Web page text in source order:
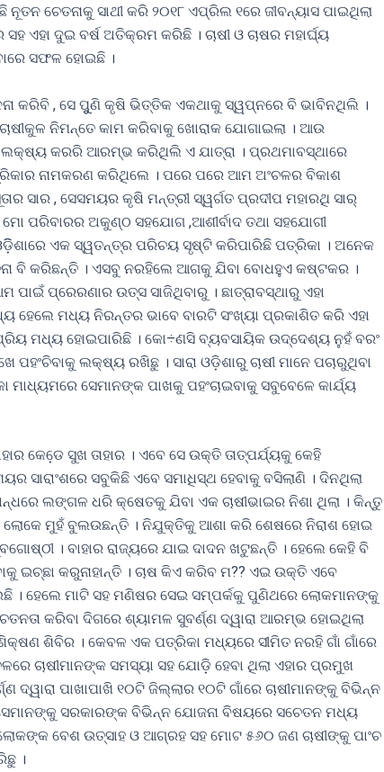
ଚେତନାକୁ ସାଥୀ କରି ୨୦୧୮ ଏପ୍ରିଲ ୧ରେ ଜୀବନ୍ୟାସ ପାଇଥିଲା
ଏହା ଦୁଇ ବର୍ଷ ଅତିକ୍ରମ କରିଛି । ଚାଷୀ ଓ ଚାଷର ମହାର୍ଘ୍ୟ
ସଫଳ ହୋଇଛି ।
କରିବି , ସେ ପୁୁଣି କୃଷି ଭିତ୍ତିକ ଏକଥାକୁ ସ୍ୱପ୍ନରେ ବି ଭାବିନଥିଲି ।
ନିମନ୍ତେ କାମ କରିବାକୁ ଖୋରାକ ଯୋଗାଇଲା । ଆଉ
କରରି ଆରମ୍ଭ କରିଥିଲି ଏ ଯାତ୍ରା । ପ୍ରଥମାବସ୍ଥାରେ
ନାମକରଣ କରିଥିଲେ । ପରେ ପରେ ଆମ ଅଂଚଳର ବିକାଶ
ସାର , ସେସମୟର କୃଷି ମନ୍ତ୍ରୀ ସ୍ୱର୍ଗତ ପ୍ରଦୀପ ମହାରଥି ସାର୍‌
ପରିବାରର ଅକୁଣ୍ଠ ସହଯୋଗ ,ଆଶୀର୍ବାଦ ତଥା ସହଯୋଗୀ
ଏକ ସ୍ୱତନ୍ତ୍ର ପରିଚୟ ସୃଷ୍ଟି କରିପାରିଛି ପତ୍ରିକା । ଅନେକ
ବି କରିଛନ୍ତି । ଏସବୁ ନରହିଲେ ଆଗକୁ ଯିବା ବୋଧହୁଏ କଷ୍ଟକର ।
ପାଇଁ ପ୍ରେରଣାର ଉତ୍ସ ସାଜିଥିବାରୁ । ଛାତ୍ରାବସ୍ଥାରୁ ଏହା
ହେଲେ ମଧ୍ୟ ନିରନ୍ତର ଭାବେ ବାରଟି ସଂଖ୍ୟା ପ୍ରକାଶିତ କରି ଏହା
ମଧ୍ୟ ହୋଇପାରିଛି । କୋ÷ଣସି ବ୍ୟବସାୟିକ ଉଦ୍ଦେଶ୍ୟ ନୁହଁ ବରଂ
ପହଂଚିବାକୁ ଲକ୍ଷ୍ୟ ରଖିଛୁ । ସାରା ଓଡ଼ିଶାରୁ ଚାଷୀ ମାନେ ପଚାରୁଥିବା
ମାଧ୍ୟମରେ ସେମାନଙ୍କ ପାଖକୁ ପହଂଚାଇବାକୁ ସବୁବେଳେ କାର୍ଯ୍ୟ
କେଡେ଼ ସୁଖ ତାହାର । ଏବେ ସେ ଉକ୍ତି ତାତ୍ପର୍ଯ୍ୟକୁ କେହି
ସାରାଂଶରେ ସବୁକିଛି ଏବେ ସମାଧିସ୍ଥ ହେବାକୁ ବସିଲାଣି । ଦିନଥିଲା
ଲଙ୍ଗଳ ଧରି କ୍ଷେତକୁ ଯିବା ଏକ ଚାଷୀଭାଇର ନିଶା ଥିଲା । କିନ୍ତୁ
ମୁହଁ ବୁଲଉଛନ୍ତି । ନିଯୁକ୍ତିକୁ ଆଶା କରି ଶେଷରେ ନିରାଶ ହୋଇ
। ବାହାର ରାଜ୍ୟରେ ଯାଇ ଦାଦନ ଖଟୁଛନ୍ତି । ହେଲେ କେହି ବି
ଇଚ୍ଛା କରୁନାହାନ୍ତି । ଚାଷ କିଏ କରିବ ମ?? ଏଇ ଉକ୍ତି ଏବେ
। ହେଲେ ମାଟି ସହ ମଣିଷର ସେଇ ସମ୍ପର୍କକୁ ପୁଣିଥରେ ଲୋକମାନଙ୍କୁ
କରିବା ଦିଗରେ ଶ୍ୟାମଳ ସୁବର୍ଣ୍ଣ ଦ୍ୱାରା ଆରମ୍ଭ ହୋଇଥିଲା
ଶିବିର । କେବଳ ଏକ ପତ୍ରିକା ମଧ୍ୟରେ ସୀମିତ ନରହି ଗାଁ ଗାଁରେ
ଚାଷୀମାନଙ୍କ ସମସ୍ୟା ସହ ଯୋଡ଼ି ହେବା ଥିଲା ଏହାର ପ୍ରମୁଖ
ଦ୍ୱାରା ପାଖାପାଖି ୧୦ଟି ଜିଲ୍ଲାର ୧୦ଟି ଗାଁରେ ଚାଷୀମାନଙ୍କୁ ବିଭିନ୍ନ
ସରକାରଙ୍କ ବିଭିନ୍ନ ଯୋଜନା ବିଷୟରେ ସଚେତନ ମଧ୍ୟ
ବେଶ ଉତ୍ସାହ ଓ ଆଗ୍ରହ ସହ ମୋଟ ୫୬୦ ଜଣ ଚାଷୀଙ୍କୁ ପାଂଚ
।